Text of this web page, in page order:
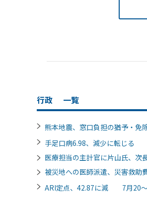
行政 一覧
熊本地震、窓口負担の猶予・
手足口病6.98、減少に転じる
医療担当の主計官に片山氏、
被災地への医師派遣、災害救
ARI定点、42.87に減 7月20